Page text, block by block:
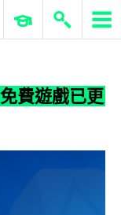
ERP 與商業 AI
費遊戲已更